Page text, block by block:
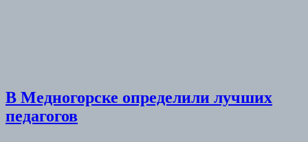
В Медногорске определили лучших
педагогов